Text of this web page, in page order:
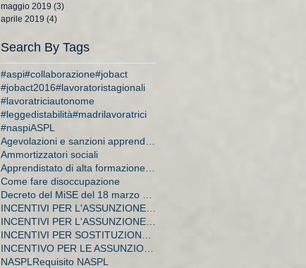
maggio 2019 (3)
aprile 2019 (4)
Search By Tags
#aspi#collaborazione#jobact
#jobact2016#lavoratoristagionali
#lavoratriciautonome
#leggedistabilità#madrilavoratrici
#naspiASPL
Ammortizzatori sociali
Come fare disoccupazione
NASPL Requisito NASPL